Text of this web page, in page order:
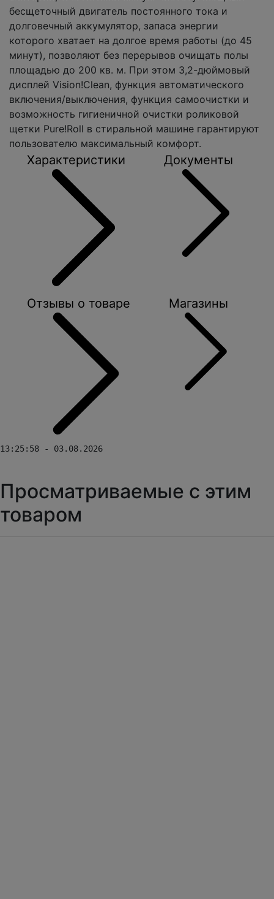
бесщеточный двигатель постоянного тока и
долговечный аккумулятор, запаса энергии
которого хватает на долгое время работы (до 45
минут), позволяют без перерывов очищать полы
площадью до 200 кв. м. При этом 3,2-дюймовый
дисплей Vision!Clean, функция автоматического
включения/выключения, функция самоочистки и
возможность гигиеничной очистки роликовой
щетки Pure!Roll в стиральной машине гарантируют
пользователю максимальный комфорт.
Характеристики Документы
Отзывы о товаре Магазины
13:25:58 - 03.08.2026
Просматриваемые с этим
товаром